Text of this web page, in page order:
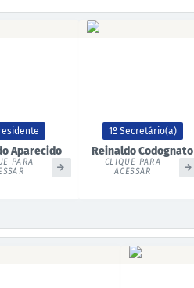
Aparecido
PARA
1º Secretário(a)
Reinaldo Codognato
CLIQUE PARA
ACESSAR